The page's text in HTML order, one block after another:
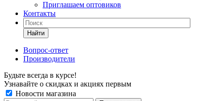
Приглашаем оптовиков
Контакты
Найти
Вопрос-ответ
Производители
Будьте всегда в курсе!
Узнавайте о скидках и акциях первым
Новости магазина